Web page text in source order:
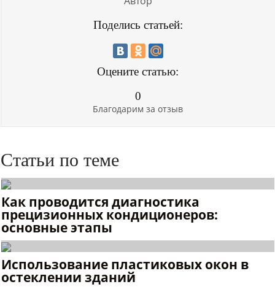
Поделись статьей:
Оцените статью:
0
Благодарим за отзыв
Статьи по теме
Как проводится диагностика
прецизионных кондиционеров:
основные этапы
Использование пластиковых окон в
остеклении зданий